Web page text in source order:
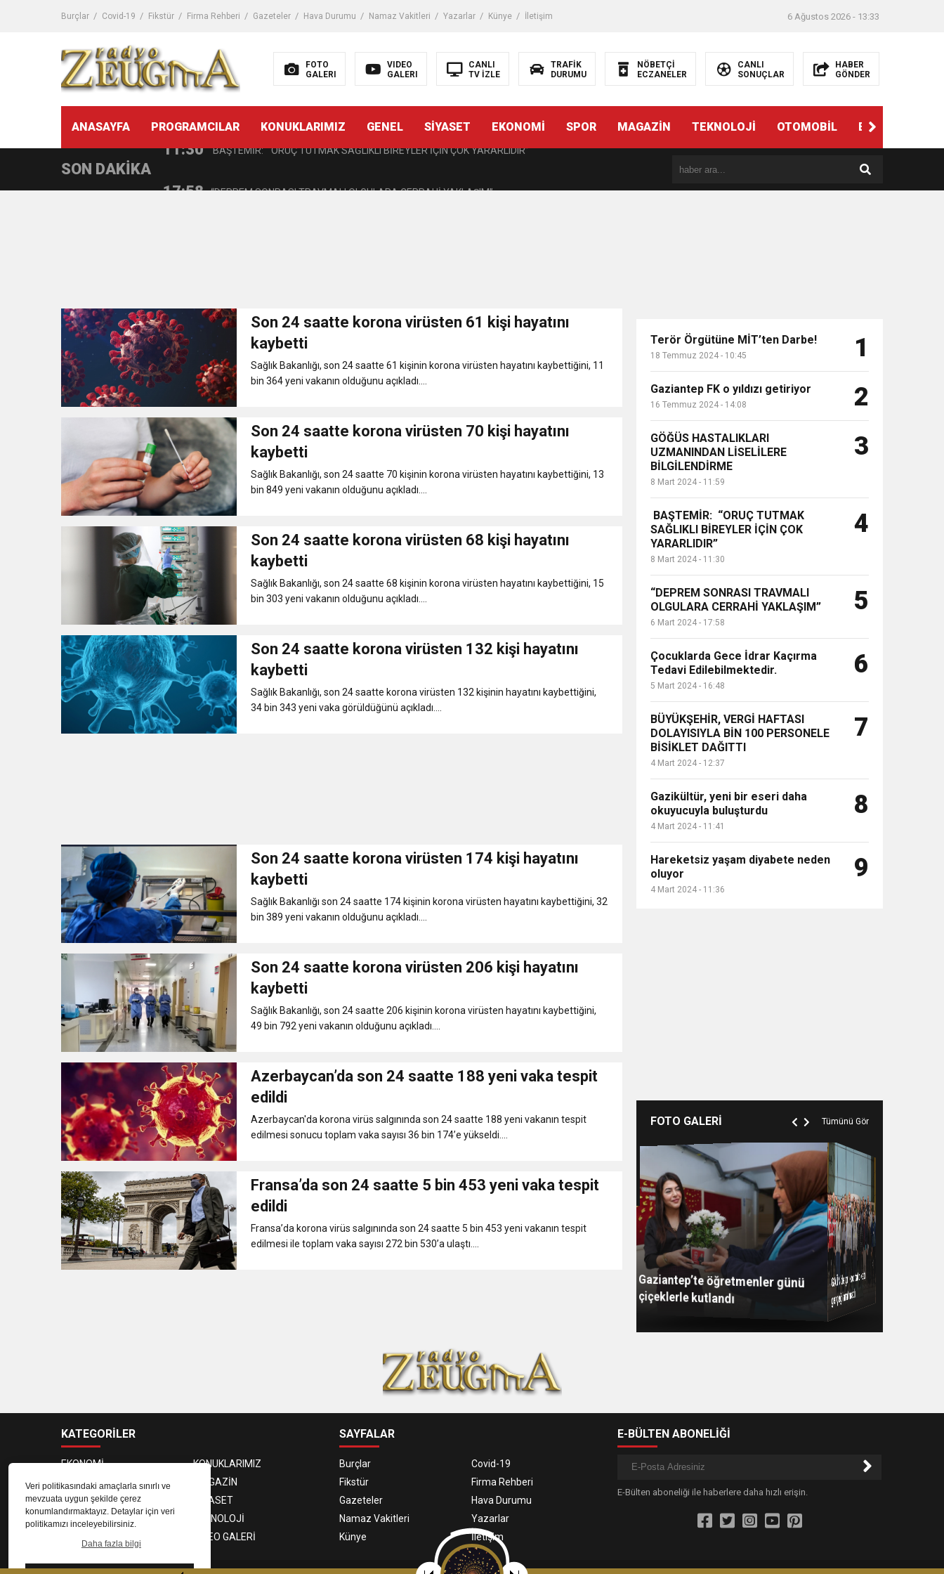
Veri politikasındaki amaçlarla sınırlı ve
mevzuata uygun şekilde çerez
konumlandırmaktayız. Detaylar için veri
politikamızı inceleyebilirsiniz.
Daha fazla bilgi
Burçlar Covid-19 Fikstür Firma Rehberi Gazeteler Hava Durumu Namaz Vakitleri Yazarlar Künye İletişim 6 Ağustos 2026 - 13:33
FOTO
GALERI
VIDEO
GALERI
CANLI
TV İZLE
TRAFİK
DURUMU
NÖBETÇİ
ECZANELER
CANLI
SONUÇLAR
HABER
GÖNDER
ANASAYFA PROGRAMCILAR KONUKLARIMIZ GENEL SİYASET EKONOMİ SPOR MAGAZİN TEKNOLOJİ OTOMOBİL EĞİTİM
SON DAKİKA
11:59 GÖĞÜS HASTALIKLARI UZMANINDAN LİSELİLERE BİLGİLENDİRME
11:30 BAŞTEMİR: “ORUÇ TUTMAK SAĞLIKLI BİREYLER İÇİN ÇOK YARARLIDIR”
11:36 Hareketsiz yaşam diyabete neden oluyor
11:32 Dr. Öcük, karın germe estetiği ile ilgili bilgi verdi
10:45 Terör Örgütüne MİT’ten Darbe!
Son 24 saatte korona virüsten 61 kişi hayatını
kaybetti
Sağlık Bakanlığı, son 24 saatte 61 kişinin korona virüsten hayatını kaybettiğini, 11
bin 364 yeni vakanın olduğunu açıkladı....
Son 24 saatte korona virüsten 70 kişi hayatını
kaybetti
Sağlık Bakanlığı, son 24 saatte 70 kişinin korona virüsten hayatını kaybettiğini, 13
bin 849 yeni vakanın olduğunu açıkladı....
Son 24 saatte korona virüsten 68 kişi hayatını
kaybetti
Sağlık Bakanlığı, son 24 saatte 68 kişinin korona virüsten hayatını kaybettiğini, 15
bin 303 yeni vakanın olduğunu açıkladı....
Son 24 saatte korona virüsten 132 kişi hayatını
kaybetti
Sağlık Bakanlığı, son 24 saatte korona virüsten 132 kişinin hayatını kaybettiğini,
34 bin 343 yeni vaka görüldüğünü açıkladı....
Son 24 saatte korona virüsten 174 kişi hayatını
kaybetti
Sağlık Bakanlığı son 24 saatte 174 kişinin korona virüsten hayatını kaybettiğini, 32
bin 389 yeni vakanın olduğunu açıkladı....
Son 24 saatte korona virüsten 206 kişi hayatını
kaybetti
Sağlık Bakanlığı, son 24 saatte 206 kişinin korona virüsten hayatını kaybettiğini,
49 bin 792 yeni vakanın olduğunu açıkladı....
Azerbaycan’da son 24 saatte 188 yeni vaka tespit
edildi
Azerbaycan'da korona virüs salgınında son 24 saatte 188 yeni vakanın tespit
edilmesi sonucu toplam vaka sayısı 36 bin 174’e yükseldi....
Fransa’da son 24 saatte 5 bin 453 yeni vaka tespit
edildi
Fransa’da korona virüs salgınında son 24 saatte 5 bin 453 yeni vakanın tespit
edilmesi ile toplam vaka sayısı 272 bin 530’a ulaştı....
Terör Örgütüne MİT’ten Darbe!
18 Temmuz 2024 - 10:45 1
Gaziantep FK o yıldızı getiriyor
16 Temmuz 2024 - 14:08 2
GÖĞÜS HASTALIKLARI
UZMANINDAN LİSELİLERE
BİLGİLENDİRME
8 Mart 2024 - 11:59
3
BAŞTEMİR: “ORUÇ TUTMAK
SAĞLIKLI BİREYLER İÇİN ÇOK
YARARLIDIR”
8 Mart 2024 - 11:30
4
“DEPREM SONRASI TRAVMALI
OLGULARA CERRAHİ YAKLAŞIM”
6 Mart 2024 - 17:58
5
Çocuklarda Gece İdrar Kaçırma
Tedavi Edilebilmektedir.
5 Mart 2024 - 16:48
6
BÜYÜKŞEHİR, VERGİ HAFTASI
DOLAYISIYLA BİN 100 PERSONELE
BİSİKLET DAĞITTI
4 Mart 2024 - 12:37
7
Gazikültür, yeni bir eseri daha
okuyucuyla buluşturdu
4 Mart 2024 - 11:41
8
Hareketsiz yaşam diyabete neden
oluyor
4 Mart 2024 - 11:36
9
FOTO GALERİ Tümünü Gör
Gaziantep’te öğretmenler günü
çiçeklerle kutlandı
GAÜN’de gri kod tatbikatı
gerçeği aratmadı
Şahin: “İstikbalimizi
şekillendirecek olan sizlersiniz”
GAZİANTEP GIDA SEKTÖRÜ
CİDDE’DEN BÜYÜK BAŞARIYLA
DÖNDÜ
KATEGORİLER
EKONOMİ
KONUKLARIMIZ
PROGRAMCILAR
MAGAZİN
SAĞLIK
SİYASET
SPOR
TEKNOLOJİ
VIDEO GALERİ
SAYFALAR
Burçlar
Covid-19
Fikstür
Firma Rehberi
Gazeteler
Hava Durumu
Namaz Vakitleri
Yazarlar
Künye
İletişim
E-BÜLTEN ABONELİĞİ
E-Bülten aboneliği ile haberlere daha hızlı erişin.